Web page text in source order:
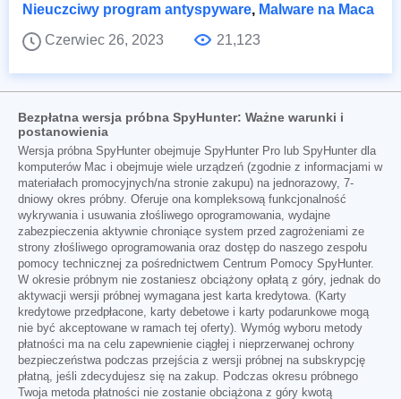
Nieuczciwy program antyspyware, Malware na Maca
Czerwiec 26, 2023
21,123
Bezpłatna wersja próbna SpyHunter: Ważne warunki i
postanowienia
Wersja próbna SpyHunter obejmuje SpyHunter Pro lub SpyHunter dla
komputerów Mac i obejmuje wiele urządzeń (zgodnie z informacjami w
materiałach promocyjnych/na stronie zakupu) na jednorazowy, 7-
dniowy okres próbny. Oferuje ona kompleksową funkcjonalność
wykrywania i usuwania złośliwego oprogramowania, wydajne
zabezpieczenia aktywnie chroniące system przed zagrożeniami ze
strony złośliwego oprogramowania oraz dostęp do naszego zespołu
pomocy technicznej za pośrednictwem Centrum Pomocy SpyHunter.
W okresie próbnym nie zostaniesz obciążony opłatą z góry, jednak do
aktywacji wersji próbnej wymagana jest karta kredytowa. (Karty
kredytowe przedpłacone, karty debetowe i karty podarunkowe mogą
nie być akceptowane w ramach tej oferty). Wymóg wyboru metody
płatności ma na celu zapewnienie ciągłej i nieprzerwanej ochrony
bezpieczeństwa podczas przejścia z wersji próbnej na subskrypcję
płatną, jeśli zdecydujesz się na zakup. Podczas okresu próbnego
Twoja metoda płatności nie zostanie obciążona z góry kwotą